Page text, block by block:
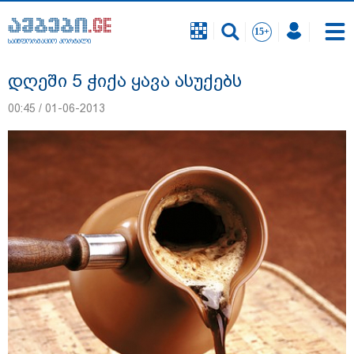
საინფორმაციო პორტალი
დაკავებულია 3 პირი, მათ შორის 2
არასრულწლოვანი - პოლიცია, თბილისში
კურიერზე ჯგუფურად ძალადობის საქმეზე
ინფორმაციას ავრცელებს
საინფორმაციო პორტალი
დღეში 5 ჭიქა ყავა ასუქებს
00:45 / 01-06-2013